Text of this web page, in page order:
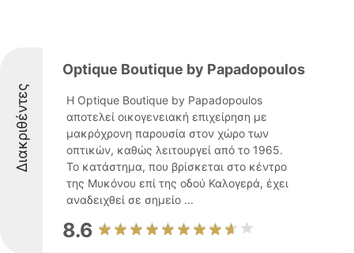
Διακριθέντες
Optique Boutique by Papadopoulos
Η Optique Boutique by Papadopoulos
αποτελεί οικογενειακή επιχείρηση με
μακρόχρονη παρουσία στον χώρο των
οπτικών, καθώς λειτουργεί από το 1965.
Το κατάστημα, που βρίσκεται στο κέντρο
της Μυκόνου επί της οδού Καλογερά, έχει
αναδειχθεί σε σημείο ...
8.6